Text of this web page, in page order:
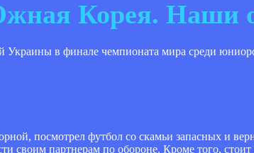
Корея. Наши
Украины в финале чемпионата мира среди
посмотрел футбол со скамьи запасных и
своим партнерам по обороне. Кроме того,